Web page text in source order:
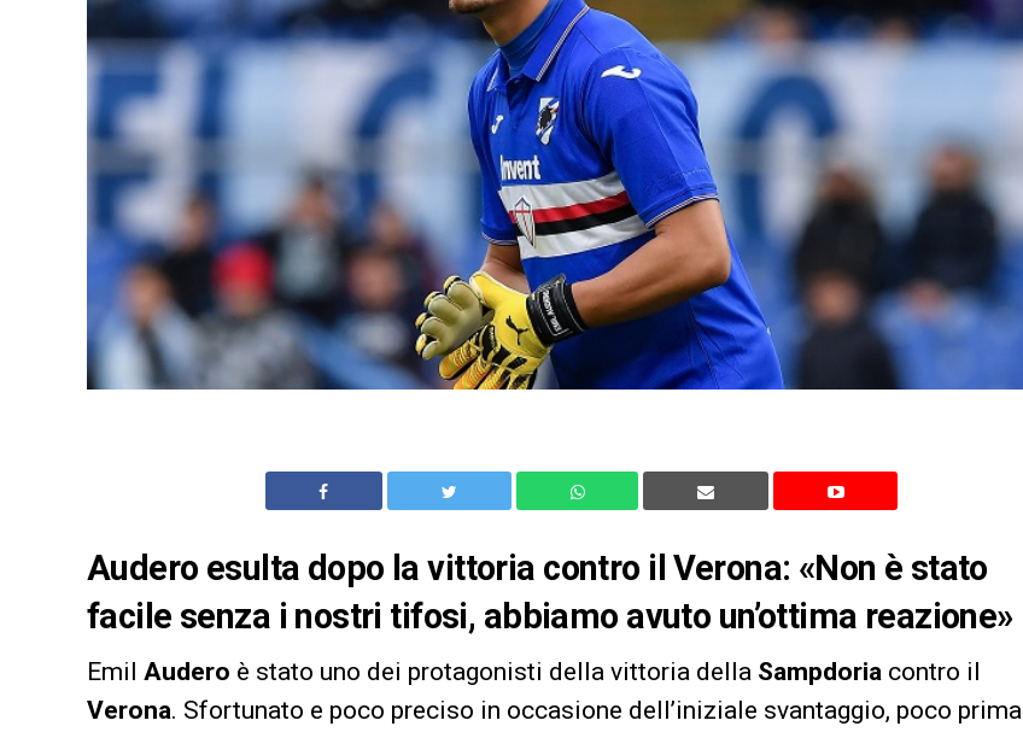
Audero esulta dopo la vittoria contro il Verona: «Non è stato
facile senza i nostri tifosi, abbiamo avuto un’ottima reazione»
Emil Audero è stato uno dei protagonisti della vittoria della Sampdoria contro il
Verona. Sfortunato e poco preciso in occasione dell’iniziale svantaggio, poco prima